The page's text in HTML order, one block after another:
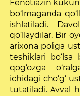
Fenotiazin
bo‘lmaganda
ishlatiladi.
qo‘llaydilar. Bir
arixona poliga
teshiklari
qog‘ozga
ichidagi cho‘g‘
tutatiladi. Avval